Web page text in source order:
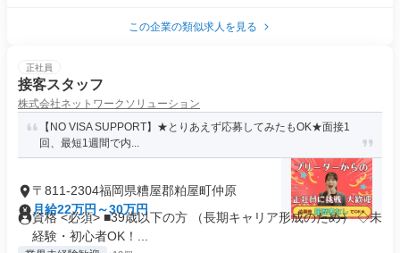
この企業の類似求人を見る
正社員
接客スタッフ
株式会社ネットワークソリューション
【NO VISA SUPPORT】★とりあえず応募してみたもOK★面接1
回、最短1週間で内...
〒811-2304福岡県糟屋郡粕屋町仲原
月給22万円～30万円
資格 <必須> ■39歳以下の方 （長期キャリア形成のため） ◇未
経験・初心者OK！...